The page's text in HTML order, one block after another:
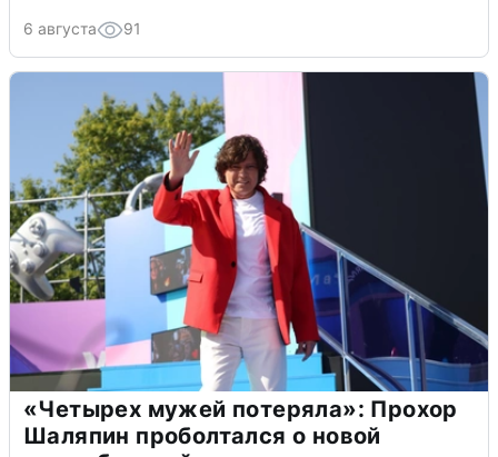
6 августа 91
«Четырех мужей потеряла»: Прохор
Шаляпин проболтался о новой